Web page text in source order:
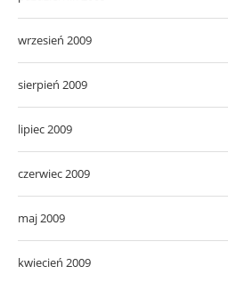
wrzesień 2009
sierpień 2009
lipiec 2009
czerwiec 2009
maj 2009
kwiecień 2009